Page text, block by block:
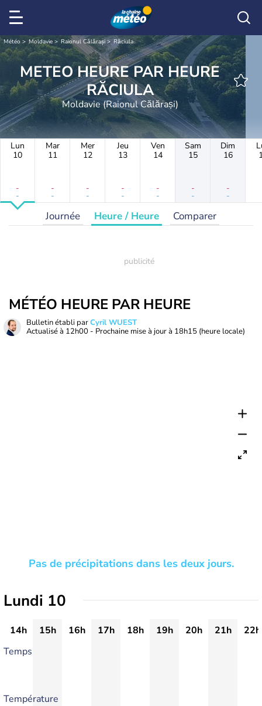
Météo Moldavie Raionul Călărași Răciula
METEO HEURE PAR HEURE
RĂCIULA
Moldavie (Raionul Călărași)
Lun
10
-
-
Mar
11
-
-
Mer
12
-
-
Jeu
13
-
-
Ven
14
-
-
Sam
15
-
-
Dim
16
-
-
Journée Heure / Heure Comparer
MÉTÉO HEURE PAR HEURE
Bulletin établi parCyril WUEST
Actualisé à 12h00 - Prochaine mise à jour à 18h15 (heure locale)
Pas de précipitations dans les deux jours.
Lundi 10
14h 15h 16h 17h 18h 19h 20h 21h
22h
Temps
Température